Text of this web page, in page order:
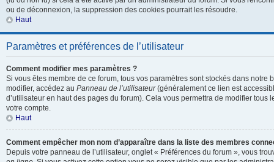
ou de déconnexion, la suppression des cookies pourrait les résoudre.
Haut
Paramètres et préférences de l’utilisateur
Comment modifier mes paramètres ?
Si vous êtes membre de ce forum, tous vos paramètres sont stockés dans notre
modifier, accédez au Panneau de l’utilisateur(généralement ce lien est
d’utilisateur en haut des pages du forum). Cela vous permettra de modifier tous
votre compte.
Haut
Comment empêcher mon nom d’apparaître dans la liste des membres
Depuis votre panneau de l’utilisateur, onglet « Préférences du forum », vous